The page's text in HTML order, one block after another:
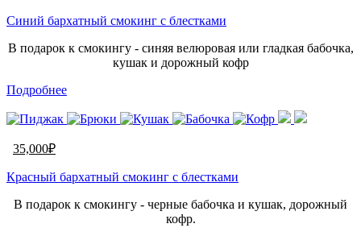
Синий бархатный смокинг с блестками
В подарок к смокингу - синяя велюровая или гладкая бабочка,
кушак и дорожный кофр
Подробнее
35,000₽
Красный бархатный смокинг с блестками
В подарок к смокингу - черные бабочка и кушак, дорожный
кофр.